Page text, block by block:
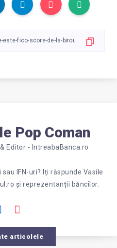
Pop Coman
Editor - IntreabaBanca.ro
IFN-uri? Iți răspunde Vasile
și reprezentanții băncilor.
articolele